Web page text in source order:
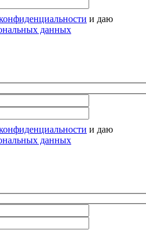
и даю
данных
и даю
данных